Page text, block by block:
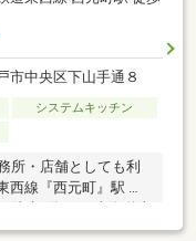
市中央区下山手通８
システムキッチン
所・店舗としても利
西線『西元町』駅
神・山手線『大倉